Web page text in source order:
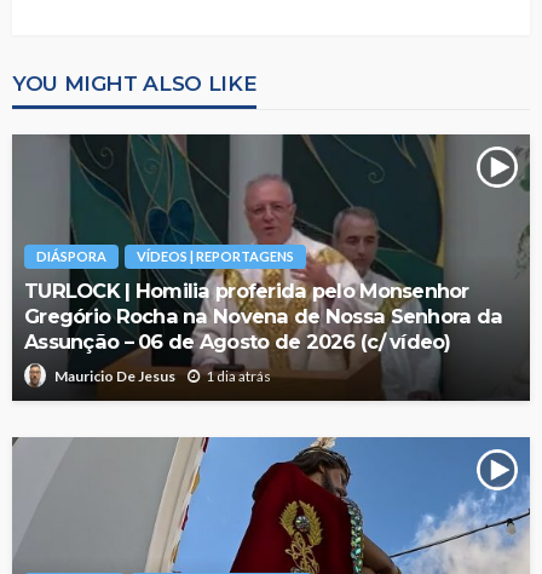
YOU MIGHT ALSO LIKE
DIÁSPORA VÍDEOS | REPORTAGENS
TURLOCK | Homilia proferida pelo Monsenhor
Gregório Rocha na Novena de Nossa Senhora da
Assunção – 06 de Agosto de 2026 (c/ vídeo)
Mauricio De Jesus 1 dia atrás